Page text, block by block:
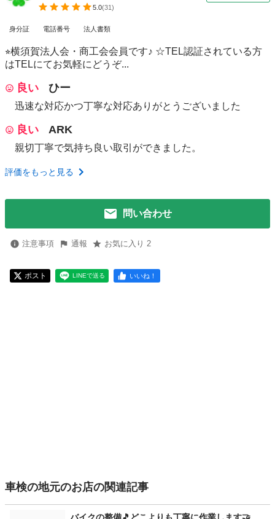
5.0(31)
身分証 電話番号 法人書類
⭐︎横須賀法人会・商工会会員です♪ ☆TEL認証されている方
はTELにてお気軽にどうぞ...
良い ひー
迅速な対応かつ丁寧な対応ありがとうございました
良い ARK
親切丁寧で気持ち良い取引ができました。
評価をもっと見る
問い合わせ
注意事項 通報 お気に入り 2
ポスト LINEで送る いいね！
車検の地元のお店の関連記事